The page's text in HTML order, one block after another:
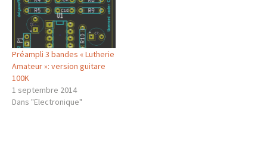
Préampli 3 bandes « Lutherie
Amateur »: version guitare
100K
1 septembre 2014
Dans "Electronique"